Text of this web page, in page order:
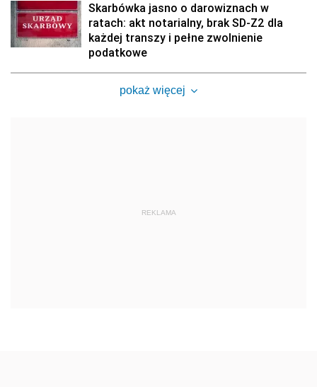
Skarbówka jasno o darowiznach w
ratach: akt notarialny, brak SD-Z2 dla
każdej transzy i pełne zwolnienie
podatkowe
pokaż więcej
REKLAMA